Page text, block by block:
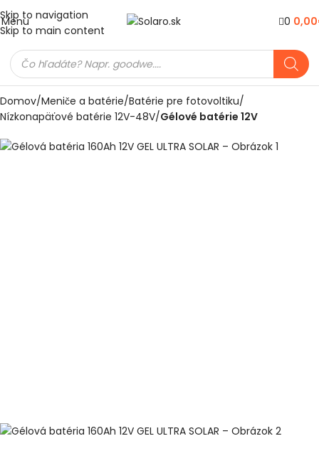
Skip to navigation
Skip to main content
Menu 0 0,00
Domov Meniče a batérie Batérie pre fotovoltiku
Nízkonapäťové batérie 12V-48V Gélové batérie 12V